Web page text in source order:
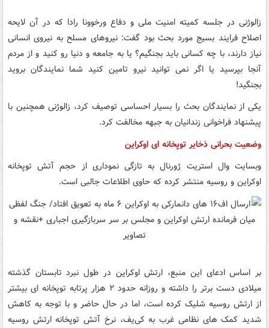
زالوژنی در جلسه کمیته امنیت ملی و دفاع ورخوونا رادا که در آن لایحه
اصلاح فرایند بسیج مورد بحث بود گفت: نیروهای مسلح به نیروی انسانی
نیاز دارند، با چه کسانی باید بجنگیم؟ یا به جامعه و دنیا رو کنید و از مردم
آنجا بپرسید یا اگر نمی توانید نیرو تامین کنید شما نمایندگان بروید
بجنگید!
یکی از نمایندگان بحث را بسیار احساسی توصیف کرد، زالوژنی همچنین با
پیشنهاد فراخوانی زندانیان به جبهه مخالفت کرد.
وضعیت بحرانی ذخایر توپخانه ای اوکراین
وبسایت وال استریت ژورنال به تازگی نموداری از حجم آتش توپخانه
اوکراین و روسیه منتشر کرده که حاوی اطلاعات جالبی است.
بر اساس ادعای این منبع، ارتش اوکراین در طول نبرد تابستان گذشته
میلادی دست برتر را داشته و روزانه حدود ۲ هزار پرتابه توپخانه ای بیشتر
از ارتش روسیه شلیک کرده است، اما در حال حاضر و با توجه به کاهش
شدید کمک های نظامی غرب به کی‌یف، نرخ آتش توپخانه ارتش روسیه